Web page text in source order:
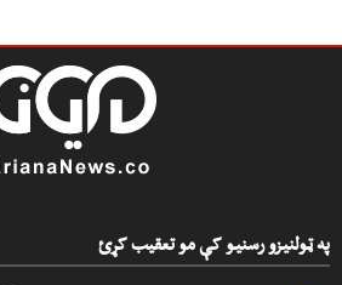
په ټولنیزو رسنیو کې مو تعقیب کړئ